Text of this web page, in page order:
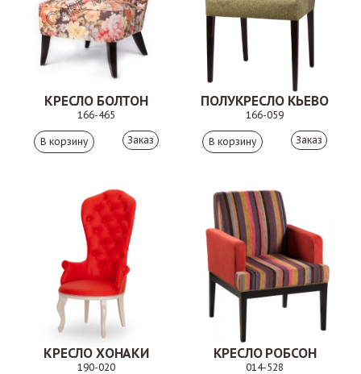
КРЕСЛО БОЛТОН
166-465
Заказ
ПОЛУКРЕСЛО КЬЕВО
166-059
Заказ
КРЕСЛО ХОНАКИ
190-020
КРЕСЛО РОБСОН
014-528